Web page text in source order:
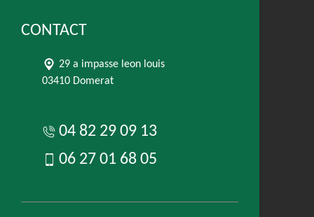
CONTACT
29 a impasse leon louis
03410 Domerat
04 82 29 09 13
06 27 01 68 05